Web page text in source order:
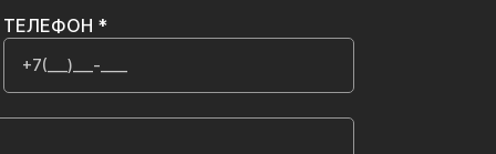
ТЕЛЕФОН *